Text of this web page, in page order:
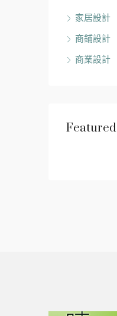
家居設計
商鋪設計
商業設計
Featured